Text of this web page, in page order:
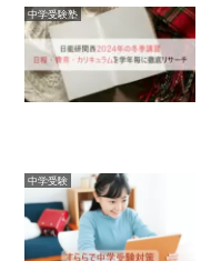
中学受験塾
中学受験